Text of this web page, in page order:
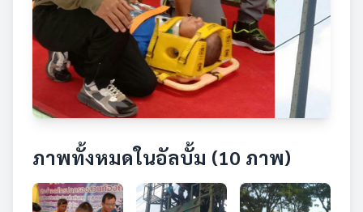
ภาพทั้งหมดในอัลบั้ม (10 ภาพ)